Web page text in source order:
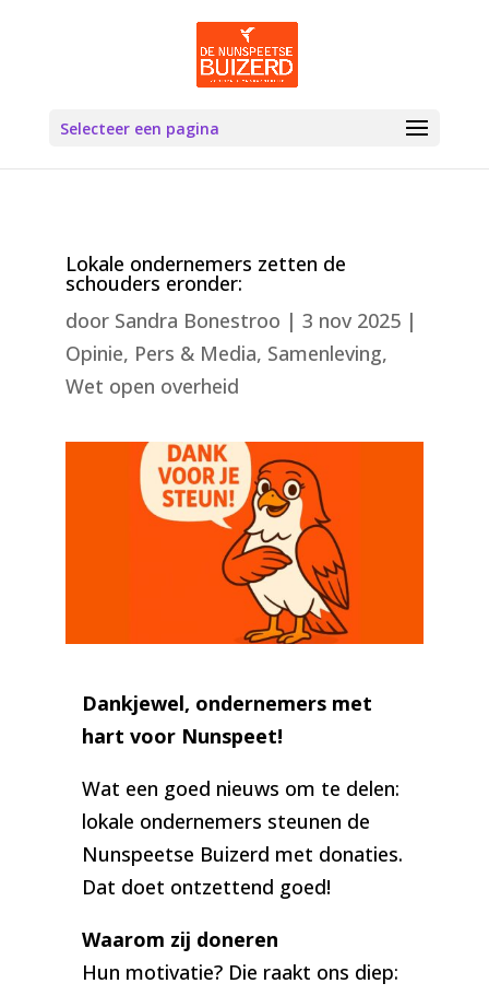
Selecteer een pagina
Lokale ondernemers zetten de
schouders eronder:
door Sandra Bonestroo | 3 nov 2025|
Opinie, Pers & Media, Samenleving,
Wet open overheid
Dankjewel, ondernemers met
hart voor Nunspeet!
Wat een goed nieuws om te delen:
lokale ondernemers steunen de
Nunspeetse Buizerd met donaties.
Dat doet ontzettend goed!
Waarom zij doneren
Hun motivatie? Die raakt ons diep: